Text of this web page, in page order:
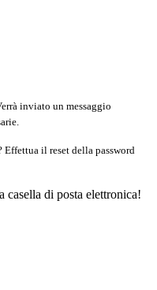
inviato un messaggio
Effettua il reset della password
casella di posta elettronica!